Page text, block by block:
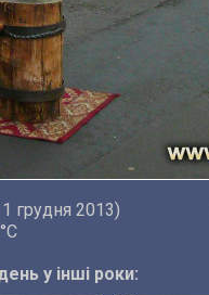
грудня 2013)
у інші роки: